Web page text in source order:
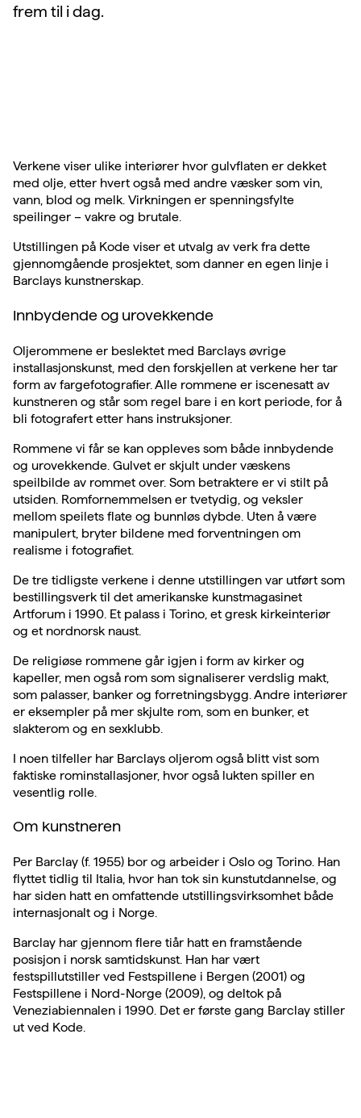
frem til i dag.
Verkene viser ulike interiører hvor gulvflaten er dekket
med olje, etter hvert også med andre væsker som vin,
vann, blod og melk. Virkningen er spenningsfylte
speilinger – vakre og brutale.
Utstillingen på Kode viser et utvalg av verk fra dette
gjennomgående prosjektet, som danner en egen linje i
Barclays kunstnerskap.
Innbydende og urovekkende
Oljerommene er beslektet med Barclays øvrige
installasjonskunst, med den forskjellen at verkene her tar
form av fargefotografier. Alle rommene er iscenesatt av
kunstneren og står som regel bare i en kort periode, for å
bli fotografert etter hans instruksjoner.
Rommene vi får se kan oppleves som både innbydende
og urovekkende. Gulvet er skjult under væskens
speilbilde av rommet over. Som betraktere er vi stilt på
utsiden. Romfornemmelsen er tvetydig, og veksler
mellom speilets flate og bunnløs dybde. Uten å være
manipulert, bryter bildene med forventningen om
realisme i fotografiet.
De tre tidligste verkene i denne utstillingen var utført som
bestillingsverk til det amerikanske kunstmagasinet
Artforum i 1990. Et palass i Torino, et gresk kirkeinteriør
og et nordnorsk naust.
De religiøse rommene går igjen i form av kirker og
kapeller, men også rom som signaliserer verdslig makt,
som palasser, banker og forretningsbygg. Andre interiører
er eksempler på mer skjulte rom, som en bunker, et
slakterom og en sexklubb.
I noen tilfeller har Barclays oljerom også blitt vist som
faktiske rominstallasjoner, hvor også lukten spiller en
vesentlig rolle.
Om kunstneren
Per Barclay (f. 1955) bor og arbeider i Oslo og Torino. Han
flyttet tidlig til Italia, hvor han tok sin kunstutdannelse, og
har siden hatt en omfattende utstillingsvirksomhet både
internasjonalt og i Norge.
Barclay har gjennom flere tiår hatt en framstående
posisjon i norsk samtidskunst. Han har vært
festspillutstiller ved Festspillene i Bergen (2001) og
Festspillene i Nord-Norge (2009), og deltok på
Veneziabiennalen i 1990. Det er første gang Barclay stiller
ut ved Kode.